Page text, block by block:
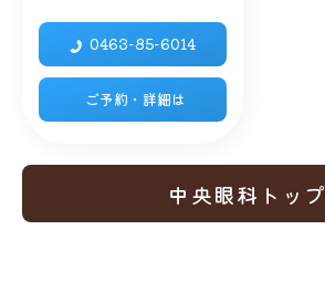
0463-85-6014
ご予約・詳細は
中央眼科トップ